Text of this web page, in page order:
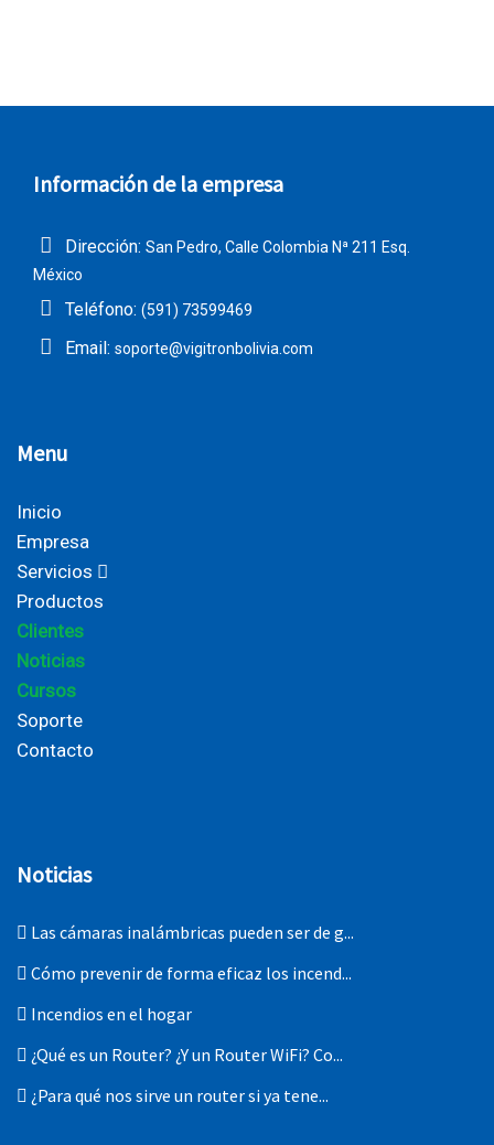
Información de la empresa
Dirección: San Pedro, Calle Colombia Nª 211 Esq.
México
Teléfono: (591) 73599469
Email: soporte@vigitronbolivia.com
Menu
Inicio
Empresa
Servicios
Productos
Clientes
Noticias
Cursos
Soporte
Contacto
Noticias
Las cámaras inalámbricas pueden ser de g...
Cómo prevenir de forma eficaz los incend...
Incendios en el hogar
¿Qué es un Router? ¿Y un Router WiFi? Co...
¿Para qué nos sirve un router si ya tene...